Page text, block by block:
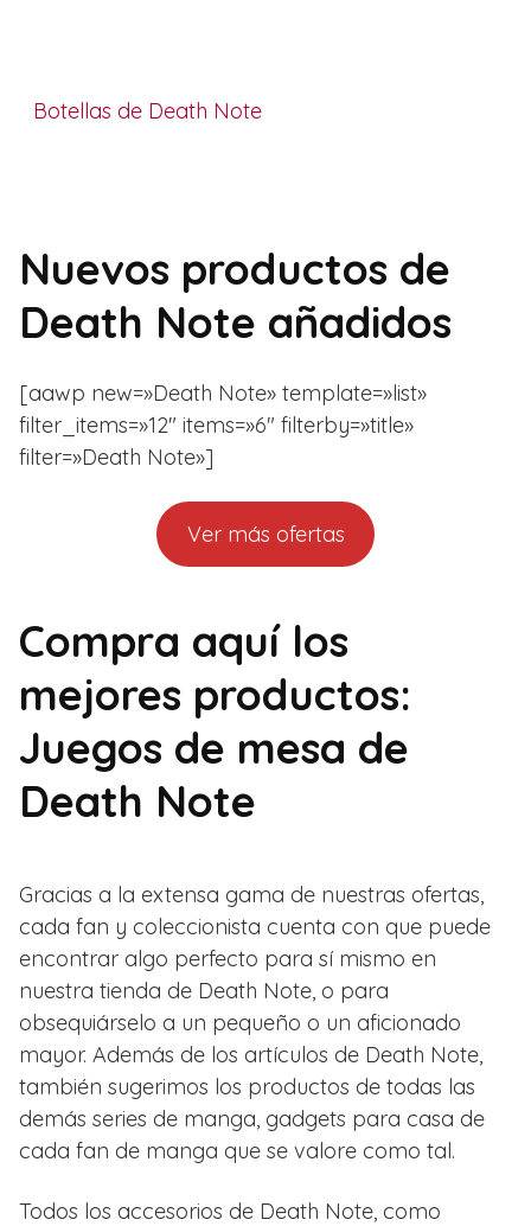
Botellas de Death Note
Nuevos productos de
Death Note añadidos
[aawp new=»Death Note» template=»list»
filter_items=»12″ items=»6″ filterby=»title»
filter=»Death Note»]
Ver más ofertas
Compra aquí los
mejores productos:
Juegos de mesa de
Death Note
Gracias a la extensa gama de nuestras ofertas,
cada fan y coleccionista cuenta con que puede
encontrar algo perfecto para sí mismo en
nuestra tienda de Death Note, o para
obsequiárselo a un pequeño o un aficionado
mayor. Además de los artículos de Death Note,
también sugerimos los productos de todas las
demás series de manga, gadgets para casa de
cada fan de manga que se valore como tal.
Todos los accesorios de Death Note, como